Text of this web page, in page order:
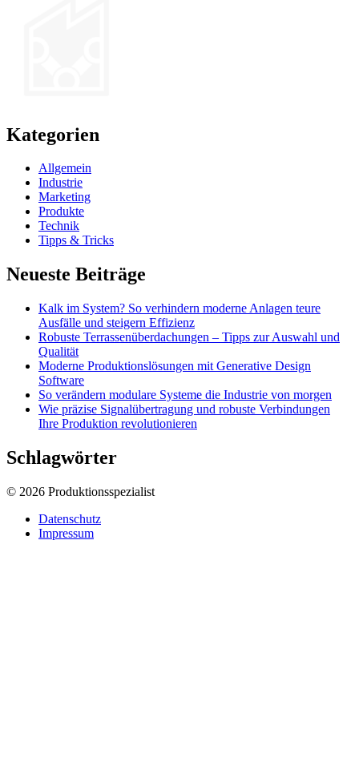
Kategorien
Allgemein
Industrie
Marketing
Produkte
Technik
Tipps & Tricks
Neueste Beiträge
Kalk im System? So verhindern moderne Anlagen teure
Ausfälle und steigern Effizienz
Robuste Terrassenüberdachungen – Tipps zur Auswahl und
Qualität
Moderne Produktionslösungen mit Generative Design
Software
So verändern modulare Systeme die Industrie von morgen
Wie präzise Signalübertragung und robuste Verbindungen
Ihre Produktion revolutionieren
Schlagwörter
© 2026 Produktionsspezialist
Datenschutz
Impressum